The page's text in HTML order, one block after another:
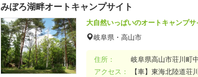
みぼろ湖畔オートキャンプサイト
大自然いっぱいのオートキャンプサ
岐阜県・高山市
住所：
岐阜県高山市荘川町
アクセス：
【車】東海北陸道荘